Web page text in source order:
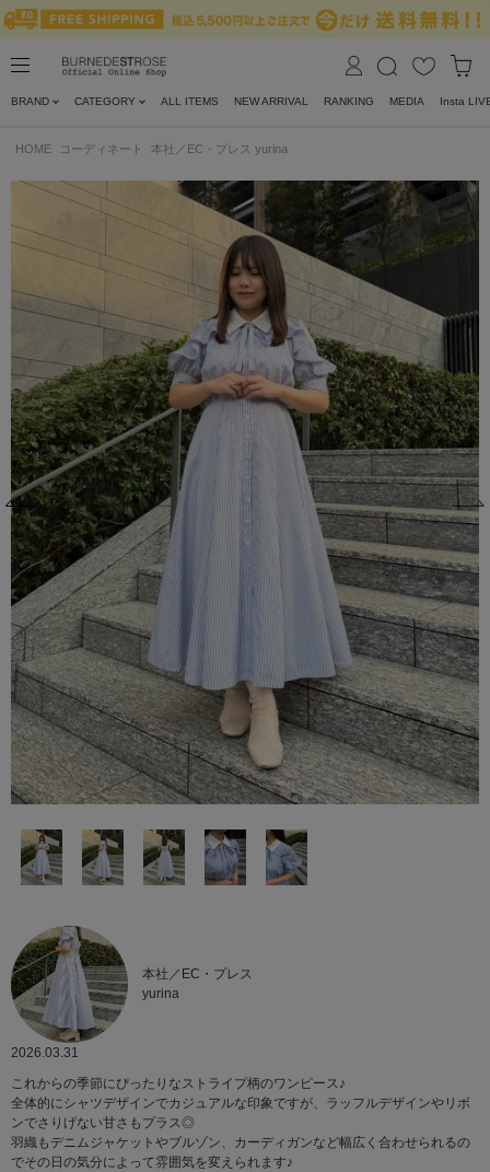
BRAND CATEGORY ALL ITEMS NEW ARRIVAL RANKING MEDIA Insta
HOME コーディネート 本社／EC・プレス yurina
本社／EC・プレス
yurina
2026.03.31
これからの季節にぴったりなストライプ柄のワンピース♪
全体的にシャツデザインでカジュアルな印象ですが、ラッフルデザインやリボ
ンでさりげない甘さもプラス◎
羽織もデニムジャケットやブルゾン、カーディガンなど幅広く合わせられるの
でその日の気分によって雰囲気を変えられます♪